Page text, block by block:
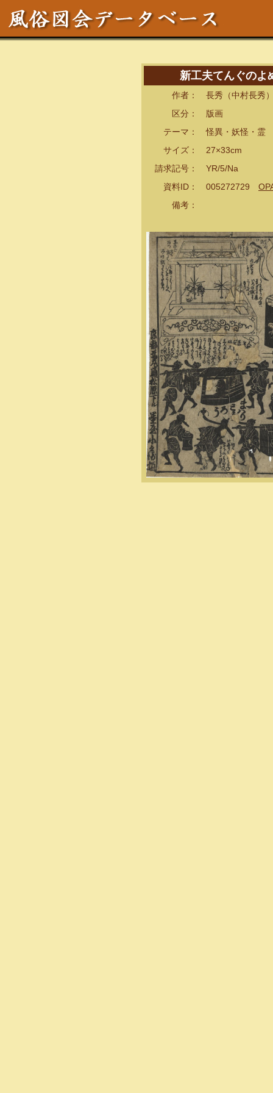
新工夫てんぐのよ
作者： 長秀（中村長秀
区分： 版画
テーマ： 怪異・妖怪・霊
サイズ： 27×33cm
請求記号： YR/5/Na
資料ID： 005272729
備考：